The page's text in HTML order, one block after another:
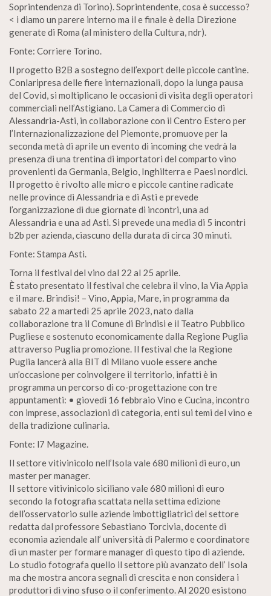
Soprintendenza di Torino). Soprintendente, cosa è successo?
< i diamo un parere interno ma il e finale è della Direzione
generate di Roma (al ministero della Cultura, ndr).
Fonte: Corriere Torino.
Il progetto B2B a sostegno dell’export delle piccole cantine.
Conlaripresa delle fiere internazionali, dopo la lunga pausa
del Covid, si moltiplicano le occasioni di visita degli operatori
commerciali nell’Astigiano. La Camera di Commercio di
Alessandria-Asti, in collaborazione con il Centro Estero per
l’Internazionalizzazione del Piemonte, promuove per la
seconda metà di aprile un evento di incoming che vedrà la
presenza di una trentina di importatori del comparto vino
provenienti da Germania, Belgio, Inghilterra e Paesi nordici.
Il progetto è rivolto alle micro e piccole cantine radicate
nelle province di Alessandria e di Asti e prevede
l’organizzazione di due giornate di incontri, una ad
Alessandria e una ad Asti. Si prevede una media di 5 incontri
b2b per azienda, ciascuno della durata di circa 30 minuti.
Fonte: Stampa Asti.
Torna il festival del vino dal 22 al 25 aprile.
È stato presentato il festival che celebra il vino, la Via Appia
e il mare. Brindisi! – Vino, Appia, Mare, in programma da
sabato 22 a martedì 25 aprile 2023, nato dalla
collaborazione tra il Comune di Brindisi e il Teatro Pubblico
Pugliese e sostenuto economicamente dalla Regione Puglia
attraverso Puglia promozione. Il festival che la Regione
Puglia lancerà alla BIT di Milano vuole essere anche
un’occasione per coinvolgere il territorio, infatti è in
programma un percorso di co-progettazione con tre
appuntamenti: • giovedì 16 febbraio Vino e Cucina, incontro
con imprese, associazioni di categoria, enti sui temi del vino e
della tradizione culinaria.
Fonte: l7 Magazine.
Il settore vitivinicolo nell’Isola vale 680 milioni di euro, un
master per manager.
II settore vitivinicolo siciliano vale 680 milioni di euro
secondo la fotografia scattata nella settima edizione
dell’osservatorio sulle aziende imbottigliatrici del settore
redatta dal professore Sebastiano Torcivia, docente di
economia aziendale all’ università di Palermo e coordinatore
di un master per formare manager di questo tipo di aziende.
Lo studio fotografa quello il settore più avanzato dell’ Isola
ma che mostra ancora segnali di crescita e non considera i
produttori di vino sfuso o il conferimento. Al 2020 esistono